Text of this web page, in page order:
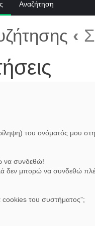
Αναζήτηση
‹
του ονόματός μου στη
να συνδεθώ!
δεν μπορώ να συνδεθώ
cookies του συστήματος”;